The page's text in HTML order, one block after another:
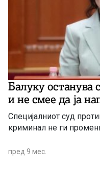
Балуку останува
и не смее да ја
Специјалниот суд
криминал не ги
пред 9 мес.